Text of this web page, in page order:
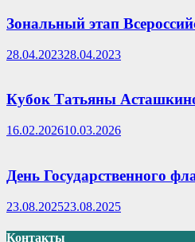
Зональный этап
28.04.202328.04.2023
Кубок Татьяны
16.02.202610.03.2026
День Государственного
23.08.202523.08.2025
Контакты